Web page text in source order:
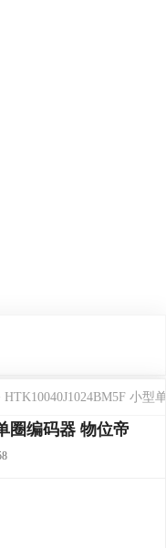
HTK10040J1024BM5F 小型
圈编码器 物位帝